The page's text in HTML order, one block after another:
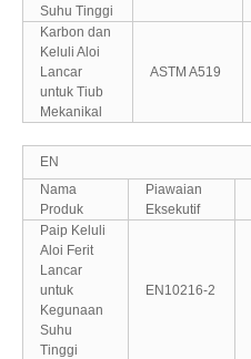
Suhu Tinggi
Karbon dan
Keluli Aloi
Lancar
untuk Tiub
Mekanikal
ASTM A519
EN
Nama
Produk
Piawaian
Eksekutif
Paip Keluli
Aloi Ferit
Lancar
untuk
Kegunaan
Suhu
Tinggi
EN10216-2